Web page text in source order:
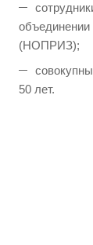
объединении
(НОПРИЗ);
50 лет.